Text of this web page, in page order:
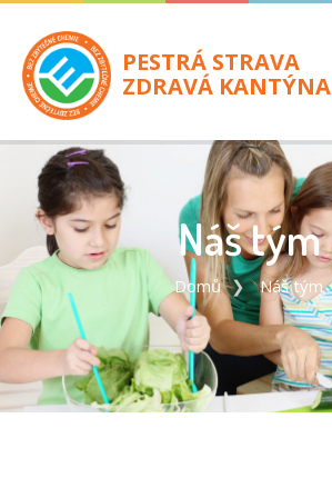
PESTRÁ STRAVA
ZDRAVÁ KANTÝNA
Náš tým
Domů Náš tým